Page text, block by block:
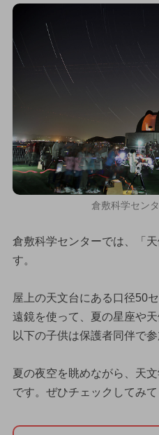
倉敷科学セン
倉敷科学センターでは、「
す。
屋上の天文台にある口径50
遠鏡を使って、夏の星座や
以下の子供は保護者同伴で
夏の夜空を眺めながら、天
です。ぜひチェックしてみて